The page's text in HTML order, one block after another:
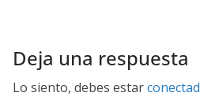
Deja una respuesta
Lo siento, debes estar